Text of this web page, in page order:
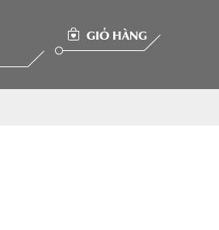
GIỎ HÀNG